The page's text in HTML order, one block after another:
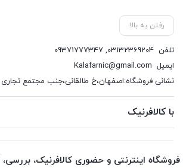
رفتن به بالا
تلفن 03132369204
,
09371777347
ایمیل Kalafarnic@gmail.com
نشانی فروشگاه:اصفهان،خ طالقانی،جنب مجتمع
با کالافرنیک
فروشگاه اینترنتی و حضوری کالافرنیک،